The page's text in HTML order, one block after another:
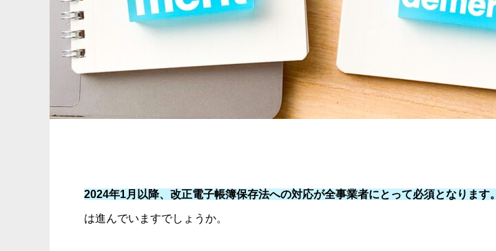
2024年1月以降、改正電子帳簿保存法への対応が全事業者にとって必須となります。
は進んでいますでしょうか。